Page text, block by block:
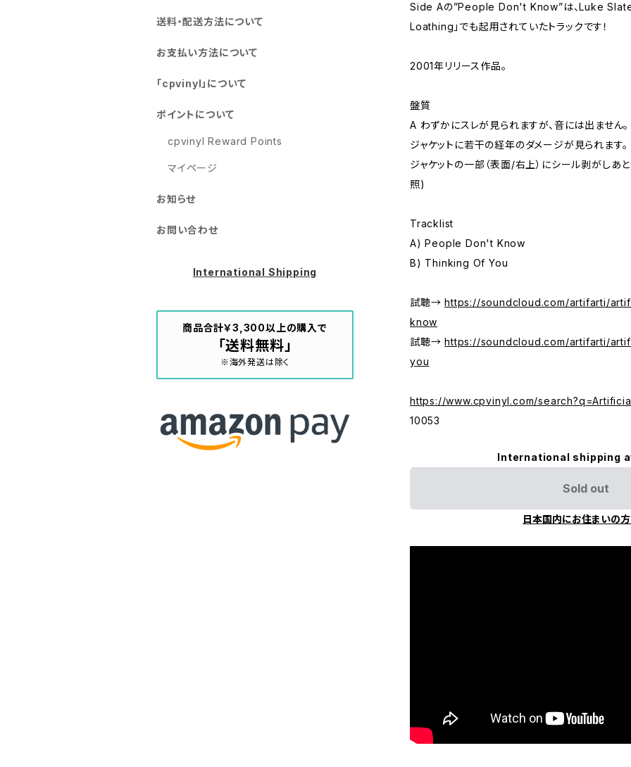
Side Aの”People Don't Know”は、Luke
Loathing」でも起用されていたトラックです！
2001年リリース作品。
盤質
A わずかにスレが見られますが、音には出ません。
ジャケットに若干の経年のダメージが見られます。
ジャケットの一部（表面/右上）にシール剥がしあ
照)
Tracklist
A) People Don't Know
B) Thinking Of You
試聴→https://soundcloud.com/artifarti/
know
試聴→https://soundcloud.com/artifarti/
you
https://www.cpvinyl.com/
10053
International shipping
Sold out
日本国内にお住まいの
送料・配送方法について
お支払い方法について
「cpvinyl」について
ポイントについて
cpvinyl Reward Points
マイページ
お知らせ
お問い合わせ
International Shipping
商品合計￥3,300以上の購入で
「送料無料」
※海外発送は除く